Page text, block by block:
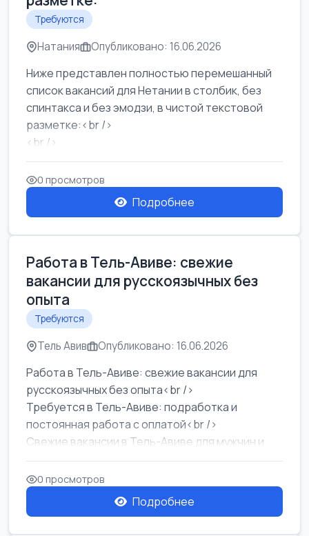
Требуются
Натания Опубликовано: 16.06.2026
Ниже представлен полностью перемешанный
список вакансий для Нетании в столбик, без
спинтакса и без эмодзи, в чистой текстовой
разметке:<br />
<br />
Работа в Нетании на мебельном производстве:
требу...
0 просмотров
Подробнее
Работа в Тель-Авиве: свежие
вакансии для русскоязычных без
опыта
Требуются
Тель Авив Опубликовано: 16.06.2026
Работа в Тель-Авиве: свежие вакансии для
русскоязычных без опыта<br />
Требуется в Тель-Авиве: подработка и
постоянная работа с оплатой<br />
Свежие вакансии в Тель-Авиве для мужчин и
женщин от хозя...
0 просмотров
Подробнее